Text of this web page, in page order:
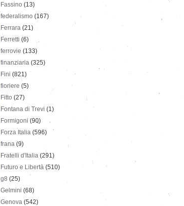
Fassino (13)
federalismo (167)
Ferrara (21)
Ferretti (6)
ferrovie (133)
finanziaria (325)
Fini (821)
fioriere (5)
Fitto (27)
Fontana di Trevi (1)
Formigoni (90)
Forza Italia (596)
frana (9)
Fratelli d'Italia (291)
Futuro e Libertà (510)
g8 (25)
Gelmini (68)
Genova (542)